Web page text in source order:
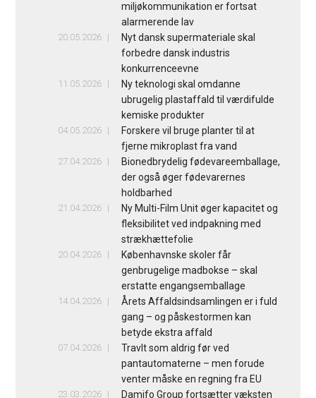
miljøkommunikation er fortsat
alarmerende lav
20.05.2026
Nyt dansk supermateriale skal
forbedre dansk industris
konkurrenceevne
11.05.2026
Ny teknologi skal omdanne
ubrugelig plastaffald til værdifulde
kemiske produkter
04.05.2026
Forskere vil bruge planter til at
fjerne mikroplast fra vand
27.04.2026
Bionedbrydelig fødevareemballage,
der også øger fødevarernes
holdbarhed
21.04.2026
Ny Multi-Film Unit øger kapacitet og
fleksibilitet ved indpakning med
strækhættefolie
20.04.2026
Københavnske skoler får
genbrugelige madbokse – skal
erstatte engangsemballage
14.04.2026
Årets Affaldsindsamlingen er i fuld
gang – og påskestormen kan
betyde ekstra affald
07.04.2026
Travlt som aldrig før ved
pantautomaterne – men forude
venter måske en regning fra EU
23.03.2026
Damifo Group fortsætter væksten